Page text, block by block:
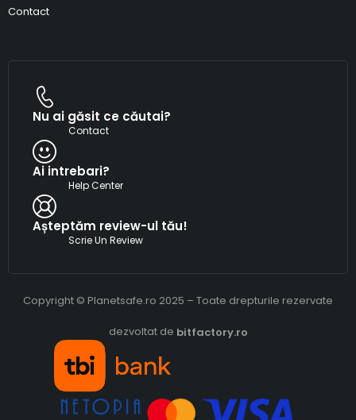
Contact
Nu ai găsit ce căutai?
Contact
Ai intrebari?
Help Center
Așteptăm review-ul tău!
Scrie Un Review
Copyright © Planetsafe.ro 2025 – Toate drepturile rezervate
dezvoltat de bitfactory.ro